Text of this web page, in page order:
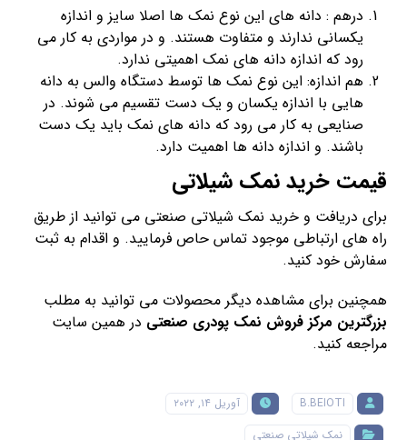
درهم : دانه های این نوع نمک ها اصلا سایز و اندازه
یکسانی ندارند و متفاوت هستند. و در مواردی به کار می
رود که اندازه دانه های نمک اهمیتی ندارد.
هم اندازه: این نوع نمک ها توسط دستگاه والس به دانه
هایی با اندازه یکسان و یک دست تقسیم می شوند. در
صنایعی به کار می رود که دانه های نمک باید یک دست
باشند. و اندازه دانه ها اهمیت دارد.
قیمت خرید نمک شیلاتی
برای دریافت و خرید نمک شیلاتی صنعتی می توانید از طریق
راه های ارتباطی موجود تماس حاص فرمایید. و اقدام به ثبت
سفارش خود کنید.
همچنین برای مشاهده دیگر محصولات می توانید به مطلب
بزرگترین مرکز فروش نمک پودری صنعتی در همین سایت
مراجعه کنید.
B.BEIOTI
آوریل ۱۴, ۲۰۲۲
نمک شیلاتی صنعتی